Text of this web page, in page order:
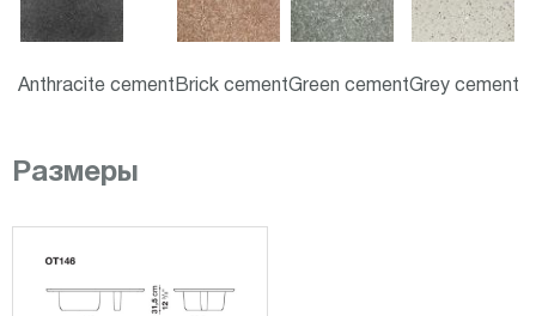
Anthracite cement Brick cementGreen cementGrey cement
Размеры